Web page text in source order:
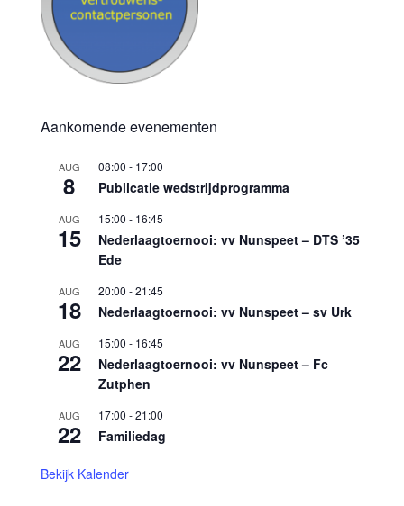
Aankomende evenementen
AUG
8
08:00 - 17:00
Publicatie wedstrijdprogramma
AUG
15
15:00 - 16:45
Nederlaagtoernooi: vv Nunspeet – DTS ’35
Ede
AUG
18
20:00 -21:45
Nederlaagtoernooi: vv Nunspeet – sv Urk
AUG
22
15:00 - 16:45
Nederlaagtoernooi: vv Nunspeet – Fc
Zutphen
AUG
22
17:00 -21:00
Familiedag
Bekijk Kalender